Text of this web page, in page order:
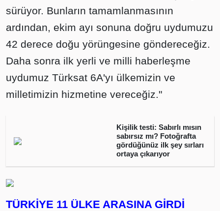
sürüyor. Bunların tamamlanmasının
ardından, ekim ayı sonuna doğru uydumuzu
42 derece doğu yörüngesine göndereceğiz.
Daha sonra ilk yerli ve milli haberleşme
uydumuz Türksat 6A'yı ülkemizin ve
milletimizin hizmetine vereceğiz."
Kişilik testi: Sabırlı mısın
sabırsız mı? Fotoğrafta
gördüğünüz ilk şey sırları
ortaya çıkarıyor
TÜRKİYE 11 ÜLKE ARASINA GİRDİ